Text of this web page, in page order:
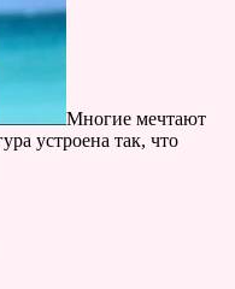
Многие мечтают
устроена так, что